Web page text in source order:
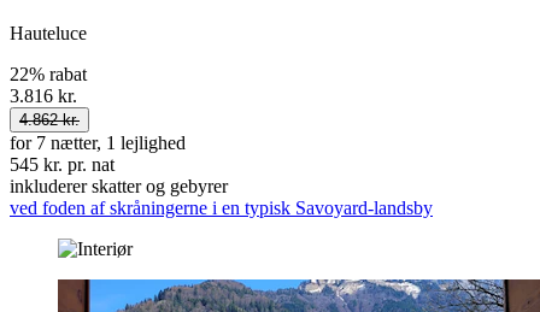
Hauteluce
22% rabat
3.816 kr.
4.862 kr.
for 7 nætter, 1 lejlighed
545 kr. pr. nat
inkluderer skatter og gebyrer
ved foden af skråningerne i en typisk Savoyard-landsby